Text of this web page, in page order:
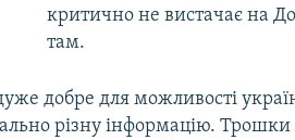
критично не вистачає на
там.
добре для можливості
різну інформацію.